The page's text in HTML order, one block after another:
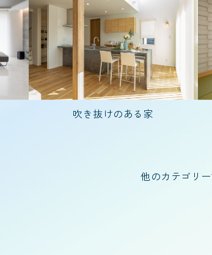
吹き抜けのある家
他のカテゴリ
20代で建てた家 30代で建てた家
入居人数
3人家族(子ども1人) 4人家族(子ども